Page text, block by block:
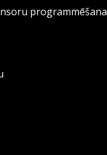
programmēšana